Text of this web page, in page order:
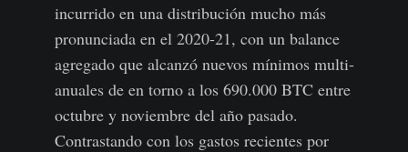
incurrido en una distribución mucho más
pronunciada en el 2020-21, con un balance
agregado que alcanzó nuevos mínimos multi-
anuales de en torno a los 690.000 BTC entre
octubre y noviembre del año pasado.
Contrastando con los gastos recientes por